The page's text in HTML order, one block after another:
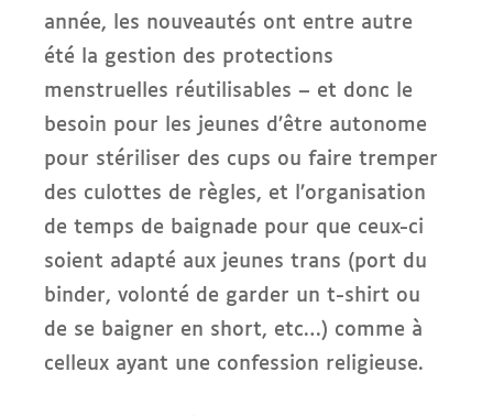
année, les nouveautés ont entre autre
été la gestion des protections
menstruelles réutilisables – et donc le
besoin pour les jeunes d’être autonome
pour stériliser des cups ou faire tremper
des culottes de règles, et l’organisation
de temps de baignade pour que ceux-ci
soient adapté aux jeunes trans (port du
binder, volonté de garder un t-shirt ou
de se baigner en short, etc…) comme à
celleux ayant une confession religieuse.